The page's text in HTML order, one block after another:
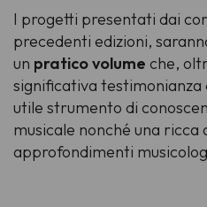
I progetti presentati dai
precedenti edizioni,
un pratico volume che,
significativa testimonianza
utile strumento di
musicale nonché una
approfondimenti